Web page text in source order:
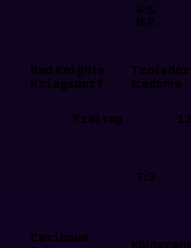
4:5
N.P.
Red Knights
Kriegsdorf
Icedome
Freitag
7:3
Caribous